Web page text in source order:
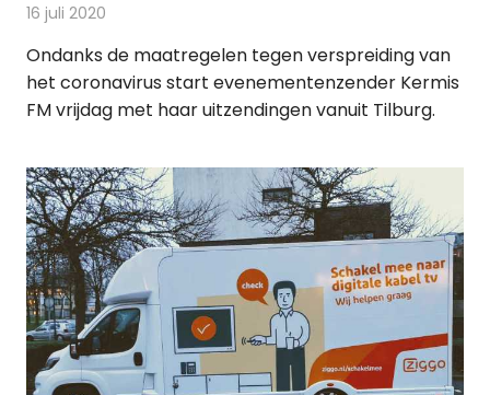
16 juli 2020
Ondanks de maatregelen tegen verspreiding van
het coronavirus start evenementenzender Kermis
FM vrijdag met haar uitzendingen vanuit Tilburg.